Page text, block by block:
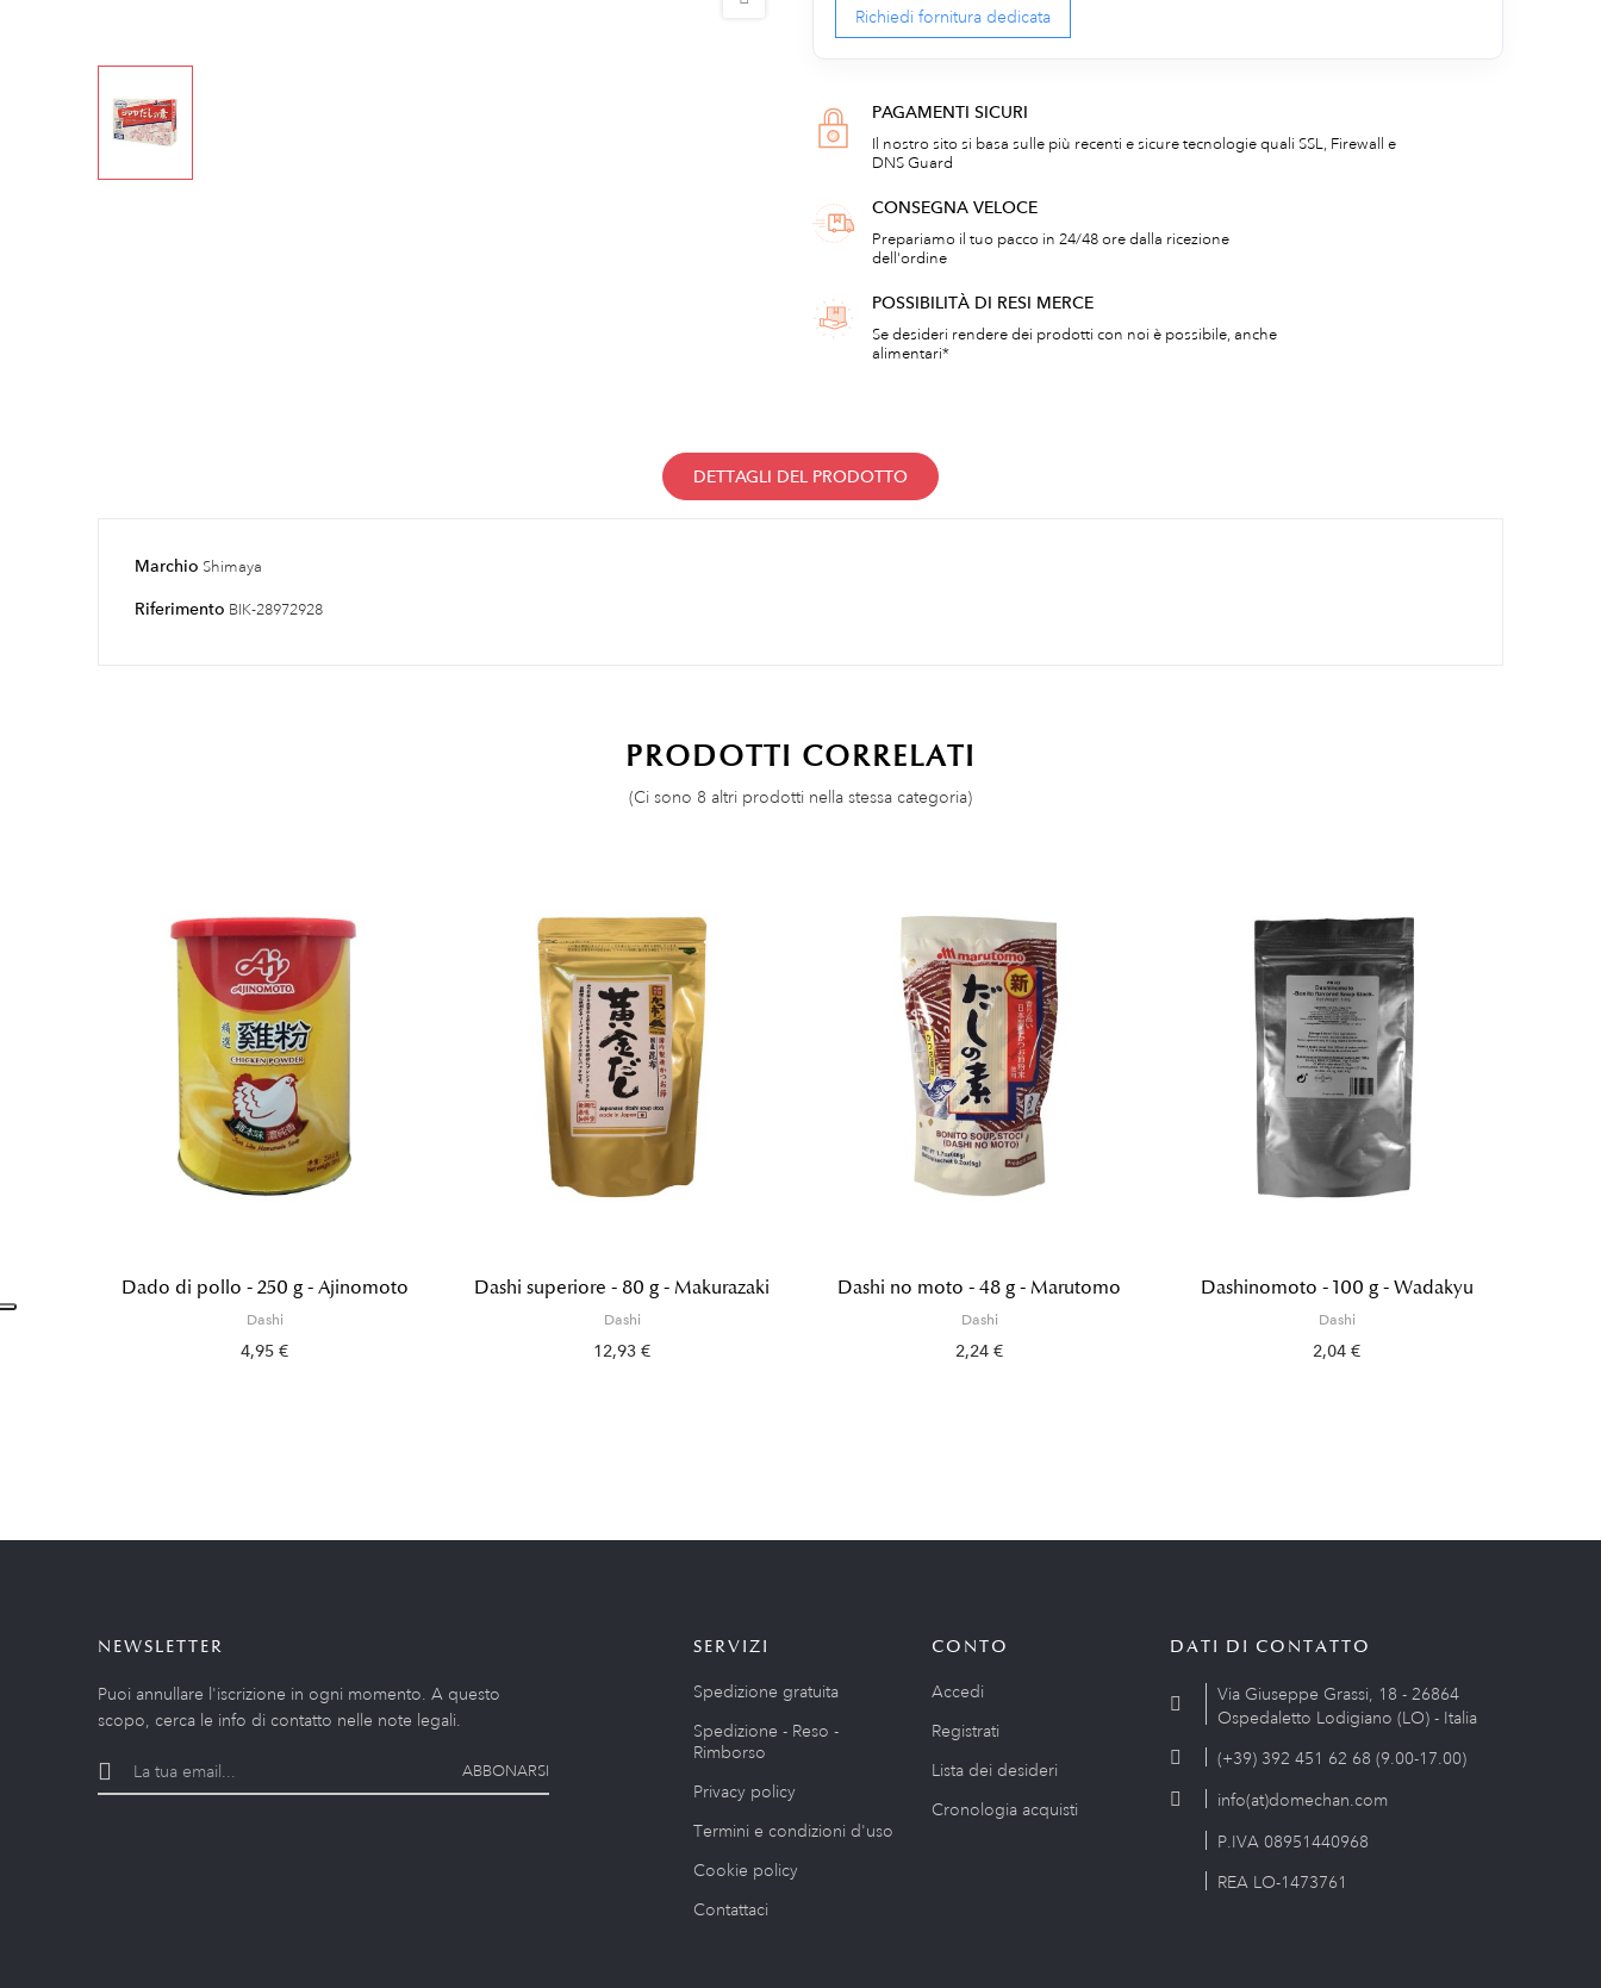
Richiedi fornitura dedicata
PAGAMENTI SICURI
Il nostro sito si basa sulle più recenti e sicure tecnologie quali SSL, Firewall e
DNS Guard
CONSEGNA VELOCE
Prepariamo il tuo pacco in 24/48 ore dalla ricezione
dell'ordine
POSSIBILITÀ DI RESI MERCE
Se desideri rendere dei prodotti con noi è possibile, anche
alimentari*
DETTAGLI DEL PRODOTTO
Marchio Shimaya
Riferimento BIK-28972928
PRODOTTI CORRELATI
(Ci sono 8 altri prodotti nella stessa categoria)
Dado di pollo - 250 g - Ajinomoto
Dashi
4,95 €
Dashi superiore - 80 g - Makurazaki
Dashi
12,93 €
Dashi no moto - 48 g - Marutomo
Dashi
2,24 €
Dashinomoto - 100 g - Wadakyu
Dashi
2,04 €
NEWSLETTER
Puoi annullare l'iscrizione in ogni momento. A questo
scopo, cerca le info di contatto nelle note legali.
ABBONARSI
SERVIZI
Spedizione gratuita
Spedizione - Reso -
Rimborso
Privacy policy
Termini e condizioni d'uso
Cookie policy
Contattaci
CONTO
Accedi
Registrati
Lista dei desideri
Cronologia acquisti
DATI DI CONTATTO
Via Giuseppe Grassi, 18 - 26864
Ospedaletto Lodigiano (LO) - Italia
(+39) 392 451 62 68 (9.00-17.00)
info(at)domechan.com
P.IVA 08951440968
REA LO-1473761